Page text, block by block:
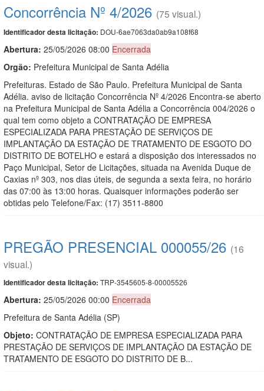
Concorrência Nº 4/2026 (75 visual.)
Identificador desta licitação: DOU-6ae7063da0ab9a108f68
Abertura: 25/05/2026 08:00 Encerrada
Orgão: Prefeitura Municipal de Santa Adélia
Prefeituras. Estado de São Paulo. Prefeitura Municipal de Santa
Adélia. aviso de licitação Concorrência Nº 4/2026 Encontra-se aberto
na Prefeitura Municipal de Santa Adélia a Concorrência 004/2026 o
qual tem como objeto a CONTRATAÇÃO DE EMPRESA
ESPECIALIZADA PARA PRESTAÇÃO DE SERVIÇOS DE
IMPLANTAÇÃO DA ESTAÇÃO DE TRATAMENTO DE ESGOTO DO
DISTRITO DE BOTELHO e estará a disposição dos interessados no
Paço Municipal, Setor de Licitações, situada na Avenida Duque de
Caxias nº 303, nos dias úteis, de segunda a sexta feira, no horário
das 07:00 às 13:00 horas. Quaisquer informações poderão ser
obtidas pelo Telefone/Fax: (17) 3511-8800
PREGÃO PRESENCIAL 000055/26 (16
visual.)
Identificador desta licitação: TRP-3545605-8-00005526
Abertura: 25/05/2026 00:00 Encerrada
Prefeitura de Santa Adélia (SP)
Objeto: CONTRATAÇÃO DE EMPRESA ESPECIALIZADA PARA
PRESTAÇÃO DE SERVIÇOS DE IMPLANTAÇÃO DA ESTAÇÃO DE
TRATAMENTO DE ESGOTO DO DISTRITO DE B...